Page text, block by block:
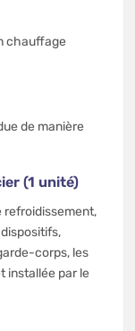
chauffage
de manière
(1 unité)
refroidissement,
corps, les
installée par le